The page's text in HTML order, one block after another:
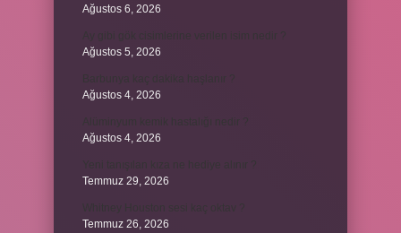
Ağustos 6, 2026
Ağustos 5, 2026
Ağustos 4, 2026
Ağustos 4, 2026
Temmuz 29, 2026
Temmuz 26, 2026